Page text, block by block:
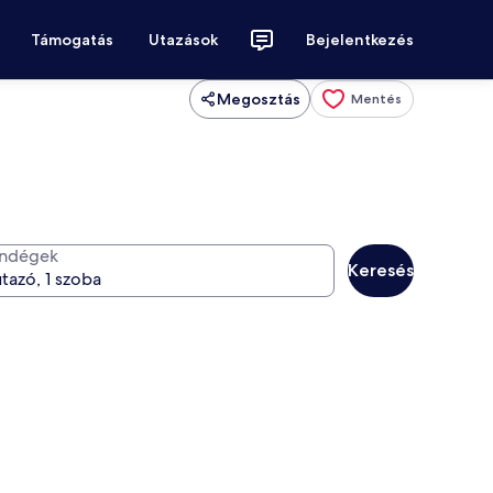
Támogatás Utazások Bejelentkezés
Megosztás Mentés
Keresés